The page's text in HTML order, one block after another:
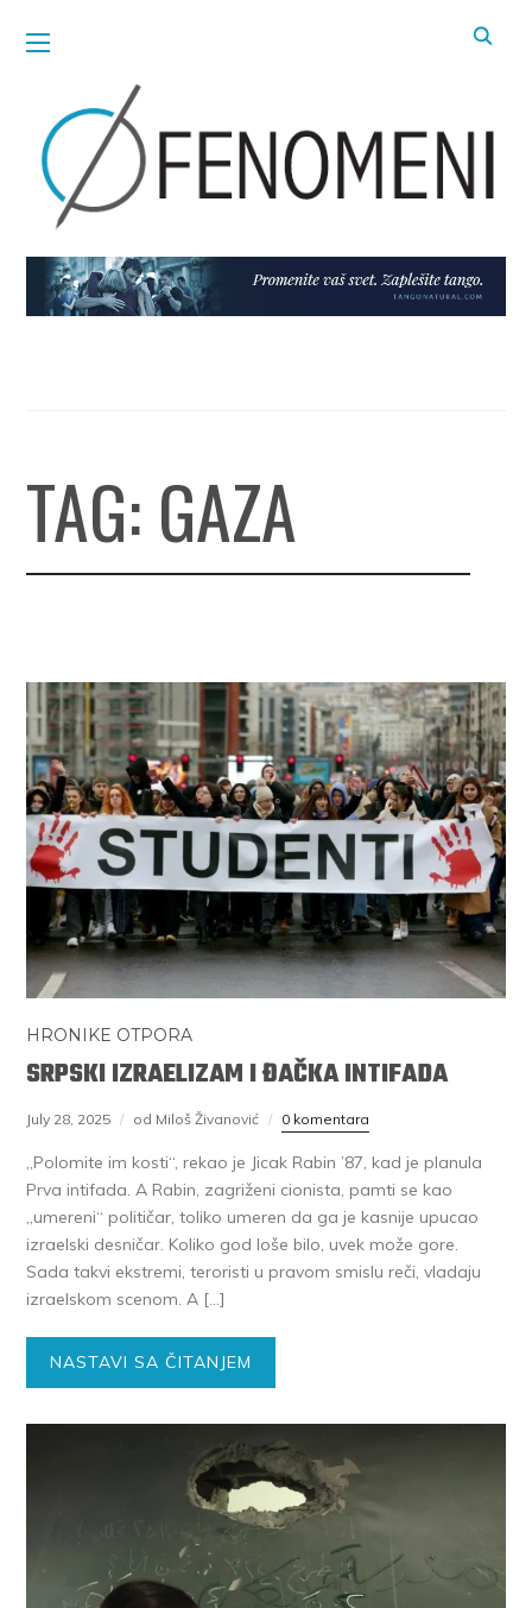
TAG: GAZA
HRONIKE OTPORA
SRPSKI IZRAELIZAM I ĐAČKA INTIFADA
July 28, 2025 od Miloš Živanović 0 komentara
„Polomite im kosti“, rekao je Jicak Rabin ’87, kad je planula
Prva intifada. A Rabin, zagriženi cionista, pamti se kao
„umereni“ političar, toliko umeren da ga je kasnije upucao
izraelski desničar. Koliko god loše bilo, uvek može gore.
Sada takvi ekstremi, teroristi u pravom smislu reči, vladaju
izraelskom scenom. A […]
NASTAVI SA ČITANJEM